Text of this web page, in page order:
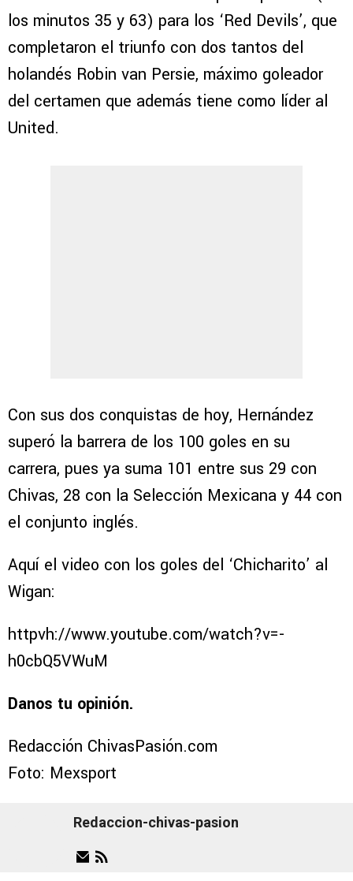
los minutos 35 y 63) para los ‘Red Devils’, que
completaron el triunfo con dos tantos del
holandés Robin van Persie, máximo goleador
del certamen que además tiene como líder al
United.
Con sus dos conquistas de hoy, Hernández
superó la barrera de los 100 goles en su
carrera, pues ya suma 101 entre sus 29 con
Chivas, 28 con la Selección Mexicana y 44 con
el conjunto inglés.
Aquí el video con los goles del ‘Chicharito’ al
Wigan:
httpvh://www.youtube.com/watch?v=-
h0cbQ5VWuM
Danos tu opinión.
Redacción ChivasPasión.com
Foto: Mexsport
Redaccion-chivas-pasion